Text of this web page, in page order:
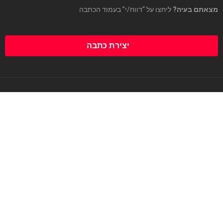
מצאתם בעיה? ליחצו על “דווח/י” בעמוד הכתבה
יצירת כתבה